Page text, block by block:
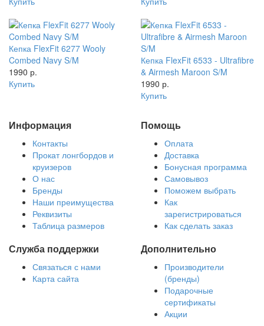
Кепка FlexFit 6277 Wooly
Combed Navy S/M
1990 р.
Купить
Кепка FlexFit 6533 - Ultrafibre
& Airmesh Maroon S/M
1990 р.
Купить
Информация
Контакты
Прокат лонгбордов и
круизеров
О нас
Бренды
Наши преимущества
Реквизиты
Таблица размеров
Помощь
Оплата
Доставка
Бонусная программа
Самовывоз
Поможем выбрать
Как
зарегистрироваться
Как сделать заказ
Служба поддержки
Связаться с нами
Карта сайта
Дополнительно
Производители
(бренды)
Подарочные
сертификаты
Акции